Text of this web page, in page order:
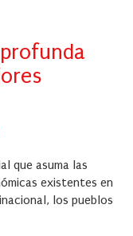
que asuma las
existentes en
los pueblos